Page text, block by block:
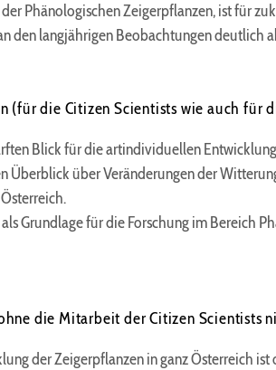
Phänologischen Zeigerpflanzen, ist für
den langjährigen Beobachtungen deutlich
die Citizen Scientists wie auch für
Blick für die artindividuellen
über Veränderungen der
Grundlage für die Forschung im Bereich
die Mitarbeit der Citizen Scientists
der Zeigerpflanzen in ganz Österreich